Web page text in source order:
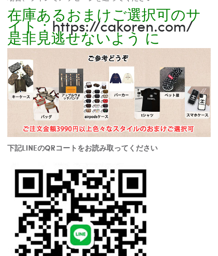
在庫あるおまけご選択可のサ
イト：https://cakoren.com/
是非見逃せないよう に
下記LINEのQRコートをお読み取ってください